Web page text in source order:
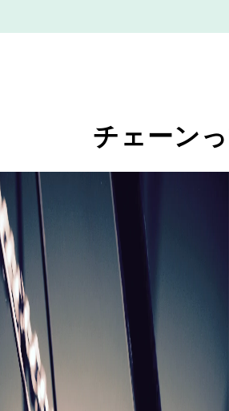
チェーン